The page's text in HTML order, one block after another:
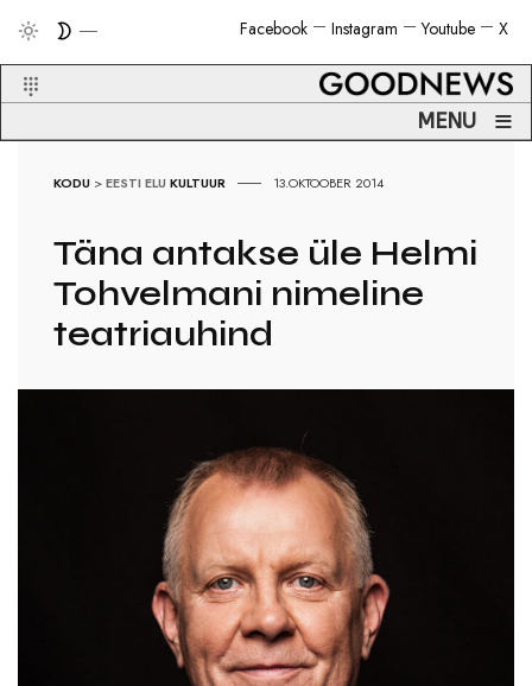
X
Youtube
Instagram
Facebook
MENU ≡
KODU >EESTI ELU KULTUUR 13.OKTOOBER 2014
Täna antakse üle Helmi
Tohvelmani nimeline
teatriauhind